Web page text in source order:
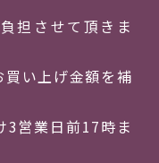
担させて頂きま
買い上げ金額を補
3営業日前17時ま